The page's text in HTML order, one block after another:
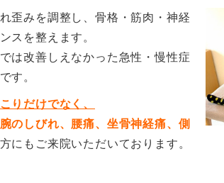
歪みを調整し、骨格・筋肉・神経
スを整えます。
は改善しえなかった急性・慢性症
す。
りだけでなく、
のしびれ、腰痛、坐骨神経痛、側
にもご来院いただいております。